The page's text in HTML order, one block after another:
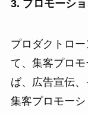
3. プロモーシ
プロダクトロ
て、集客プロ
ば、広告宣伝、
集客プロモー